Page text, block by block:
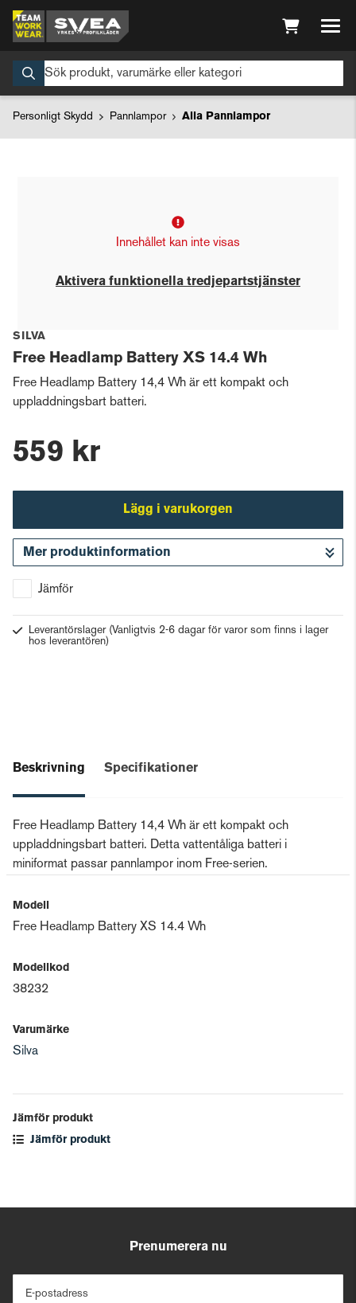
Personligt Skydd Pannlampor Alla Pannlampor
Innehållet kan inte visas
Aktivera funktionella tredjepartstjänster
SILVA
Free Headlamp Battery XS 14.4 Wh
Free Headlamp Battery 14,4 Wh är ett kompakt och
uppladdningsbart batteri.
559 kr
Lägg i varukorgen
Mer produktinformation
Jämför
Leverantörslager (Vanligtvis 2-6 dagar för varor som finns i lager
hos leverantören)
Beskrivning Specifikationer
Free Headlamp Battery 14,4 Wh är ett kompakt och
uppladdningsbart batteri. Detta vattentåliga batteri i
miniformat passar pannlampor inom Free-serien.
Modell
Free Headlamp Battery XS 14.4 Wh
Modellkod
38232
Varumärke
Silva
Jämför produkt
Jämför produkt
Prenumerera nu
E-postadress